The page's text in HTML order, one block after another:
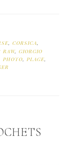
, CORSICA,
RAW, GIORGIO
PHOTO, PLAGE,